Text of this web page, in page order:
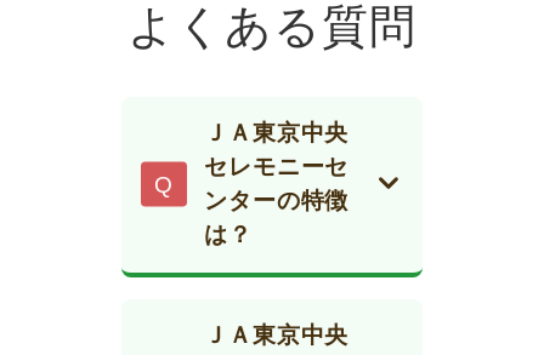
よくある質問
ＪＡ東京中央
セレモニーセ
ンターの特徴
は？
モニーセンター
ＪＡ東京中央